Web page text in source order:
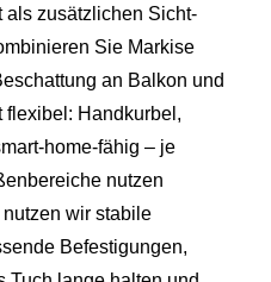
als zusätzlichen Sicht-
Sie Markise
an Balkon und
flexibel: Handkurbel,
– je
nutzen
wir stabile
Befestigungen,